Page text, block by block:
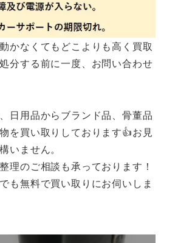
かなくてもどこよりも高く買取
分する前に一度、お問い合わせ
日用品からブランド品、骨董品
を買い取りしております👍お見
いません。
理のご相談も承っております！
も無料で買い取りにお伺いしま